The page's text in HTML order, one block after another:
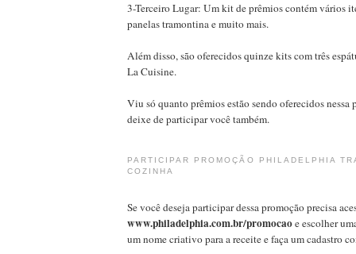
3-Terceiro Lugar: Um kit de prêmios contém vários
panelas tramontina e muito mais.
Além disso, são oferecidos quinze kits com três
La Cuisine.
Viu só quanto prêmios estão sendo oferecidos nessa
deixe de participar você também.
PARTICIPAR PROMOÇÃO PHILADELPHIA
COZINHA
Se você deseja participar dessa promoção precisa
www.philadelphia.com.br/promocaoe escolher
um nome criativo para a receite e faça um cadastro